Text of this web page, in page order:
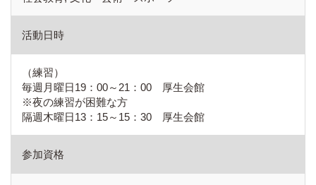
活動日時
（練習）
毎週月曜日19：00～21：00 厚生会館
※夜の練習が困難な方
隔週木曜日13：15～15：30 厚生会館
参加資格